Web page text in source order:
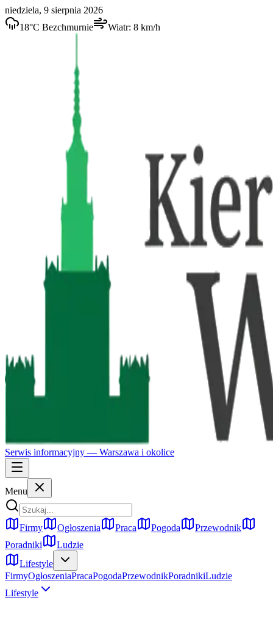
niedziela, 9 sierpnia 2026
18°C Bezchmurnie Wiatr: 8 km/h
Serwis informacyjny — Warszawa i okolice
Menu
Firmy Ogłoszenia Praca Pogoda
Przewodnik
Poradniki
Ludzie
Lifestyle
FirmyOgłoszeniaPracaPogodaPrzewodnikPoradnikiLudzie
Lifestyle